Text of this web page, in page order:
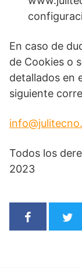
En caso de
de Cookies o
detallados en
siguiente
Todos los
2023